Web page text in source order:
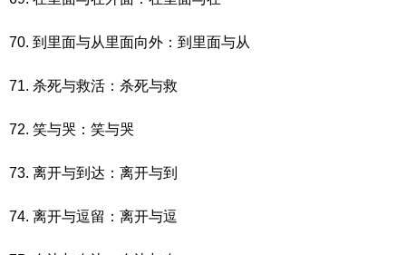
70. 到里面与从里面向外：到里面与从
71. 杀死与救活：杀死与救
72. 笑与哭：笑与哭
73. 离开与到达：离开与到
74. 离开与逗留：离开与逗